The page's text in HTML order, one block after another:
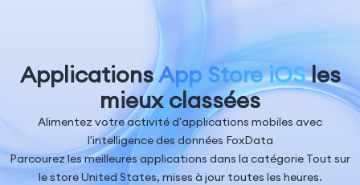
Ressources
Tarifs
Entreprise
ApplicationsApp Store iOSles
mieux classées
Alimentez votre activité d'applications mobiles avec
l'intelligence des données FoxData
Parcourez les meilleures applications dans la catégorie Tout sur
le store United States, mises à jour toutes les heures.